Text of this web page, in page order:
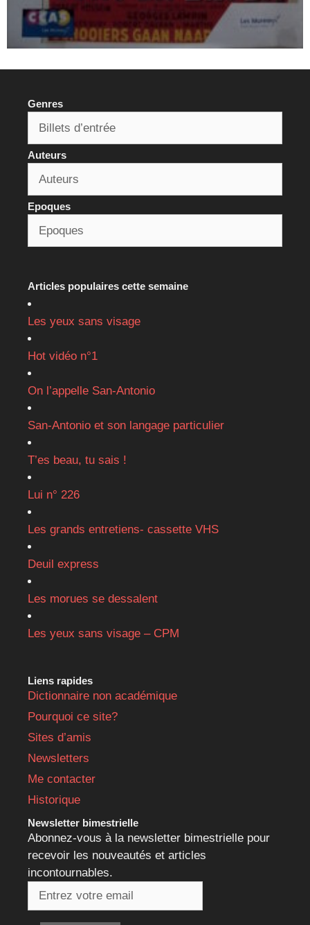
Genres
Auteurs
Epoques
Articles populaires cette semaine
Les yeux sans visage
Hot vidéo n°1
On l’appelle San-Antonio
San-Antonio et son langage particulier
T’es beau, tu sais !
Lui n° 226
Les grands entretiens- cassette VHS
Deuil express
Les morues se dessalent
Les yeux sans visage – CPM
Liens rapides
Dictionnaire non académique
Pourquoi ce site?
Sites d’amis
Newsletters
Me contacter
Historique
Newsletter bimestrielle
Abonnez-vous à la newsletter bimestrielle pour
recevoir les nouveautés et articles
incontournables.